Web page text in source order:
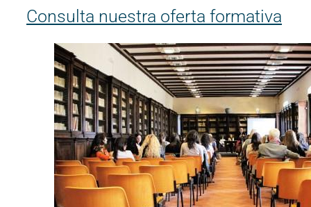
Consulta nuestra oferta formativa